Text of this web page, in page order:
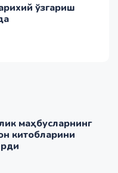
ўзгариш
маҳбусларнинг
китобларини